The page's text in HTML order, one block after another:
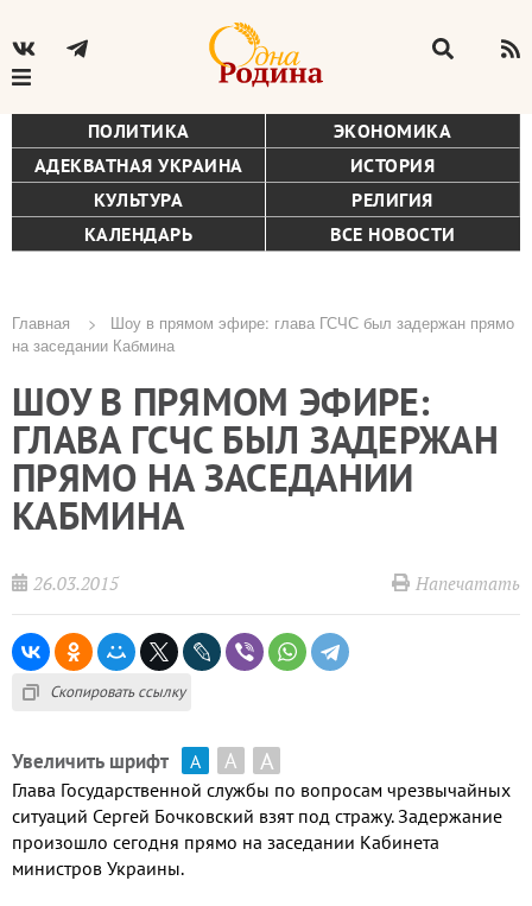
ПОЛИТИКА
ЭКОНОМИКА
АДЕКВАТНАЯ УКРАИНА
ИСТОРИЯ
КУЛЬТУРА
РЕЛИГИЯ
КАЛЕНДАРЬ
ВСЕ НОВОСТИ
Строка
навигации
Главная
Шоу в прямом эфире: глава ГСЧС был задержан прямо
на заседании Кабмина
ШОУ В ПРЯМОМ ЭФИРЕ:
ГЛАВА ГСЧС БЫЛ ЗАДЕРЖАН
ПРЯМО НА ЗАСЕДАНИИ
КАБМИНА
26.03.2015 Напечатать
Скопировать ссылку
Увеличить шрифт А А А
Глава Государственной службы по вопросам чрезвычайных
ситуаций Сергей Бочковский взят под стражу. Задержание
произошло сегодня прямо на заседании Кабинета
министров Украины.